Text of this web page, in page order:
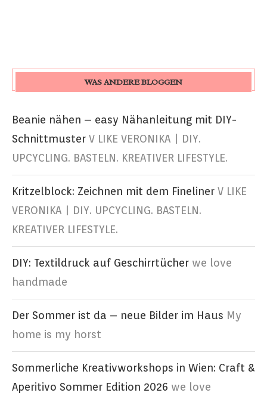
WAS ANDERE BLOGGEN
Beanie nähen – easy Nähanleitung mit DIY-
Schnittmuster V LIKE VERONIKA | DIY.
UPCYCLING. BASTELN. KREATIVER LIFESTYLE.
Kritzelblock: Zeichnen mit dem Fineliner V LIKE
VERONIKA | DIY. UPCYCLING. BASTELN.
KREATIVER LIFESTYLE.
DIY: Textildruck auf Geschirrtücher we love
handmade
Der Sommer ist da – neue Bilder im Haus My
home is my horst
Sommerliche Kreativworkshops in Wien: Craft &
Aperitivo Sommer Edition 2026 we love